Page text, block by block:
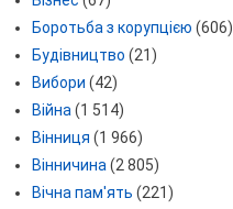
Боротьба з корупцією (606)
Будівництво (21)
Вибори (42)
Війна (1 514)
Вінниця (1 966)
Вінничина (2 805)
Вічна пам'ять (221)